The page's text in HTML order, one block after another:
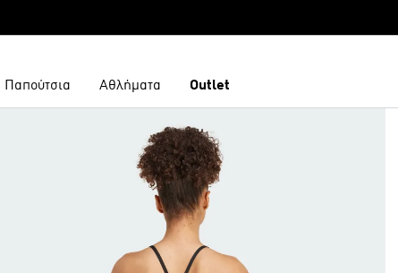
Παπούτσια Αθλήματα Outlet